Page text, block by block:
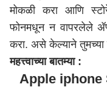
मोकळी करा आणि
फोनमधून न वापरलेले
करा. असे केल्याने तुमच्या
महत्त्वाच्या बातम्या :
Apple iphone